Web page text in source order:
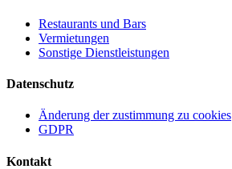
Restaurants und Bars
Vermietungen
Sonstige Dienstleistungen
Datenschutz
Änderung der zustimmung zu cookies
GDPR
Kontakt